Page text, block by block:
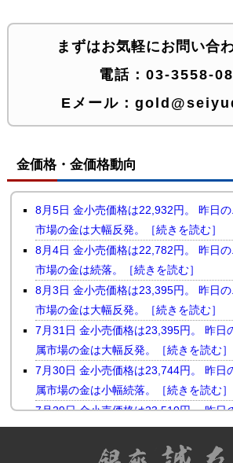
まずはお気軽にお問い合
電話： 03-3558-
Eメール：
金価格・金価格動向
8月5日 金小売価格は22,932円。 昨日
市場の金は大幅反発。［続きを読む］
8月4日 金小売価格は22,782円。 昨日
市場の金は続落。［続きを読む］
8月3日 金小売価格は23,395円。 昨日
市場の金は大幅反発。［続きを読む］
7月31日 金小売価格は23,395円。 昨日
属市場の金は大幅反発。［続きを読む］
7月30日 金小売価格は23,744円。 昨日
属市場の金は小幅続落。［続きを読む］
7月29日 金小売価格は23,510円。 昨日
属市場の金は反落。［続きを読む］
7月28日 金小売価格は23,731円。 昨日